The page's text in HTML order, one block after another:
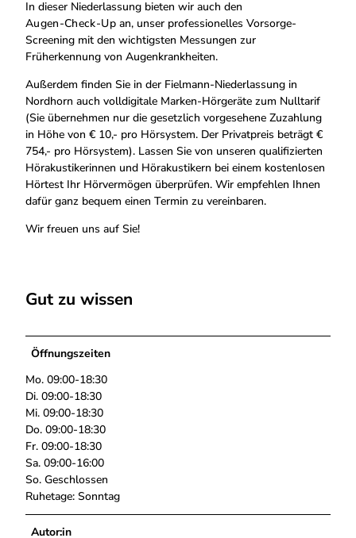
In dieser Niederlassung bieten wir auch den
Augen-Check-Upan, unser professionelles Vorsorge-
Screening mit den wichtigsten Messungen zur
Früherkennung von Augenkrankheiten.
Außerdem finden Sie in der Fielmann-Niederlassung in
Nordhorn auch volldigitale Marken-Hörgeräte zum Nulltarif
(Sie übernehmen nur die gesetzlich vorgesehene Zuzahlung
in Höhe von € 10,- pro Hörsystem. Der Privatpreis beträgt €
754,- pro Hörsystem). Lassen Sie von unseren qualifizierten
Hörakustikerinnen und Hörakustikern bei einem kostenlosen
Hörtest Ihr Hörvermögen überprüfen. Wir empfehlen Ihnen
dafür ganz bequem einen Termin zu vereinbaren.
Wir freuen uns auf Sie!
Gut zu wissen
Öffnungszeiten
Mo. 09:00-18:30
Di. 09:00-18:30
Mi. 09:00-18:30
Do. 09:00-18:30
Fr. 09:00-18:30
Sa. 09:00-16:00
So. Geschlossen
Ruhetage: Sonntag
Autor:in